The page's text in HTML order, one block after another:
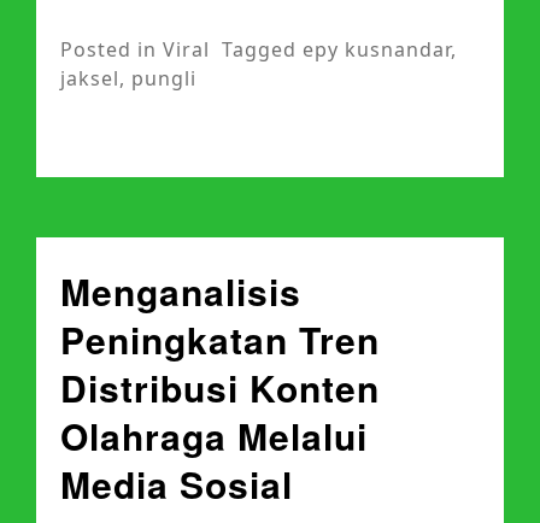
Posted in Viral Tagged epy kusnandar,
jaksel, pungli
Menganalisis
Peningkatan Tren
Distribusi Konten
Olahraga Melalui
Media Sosial